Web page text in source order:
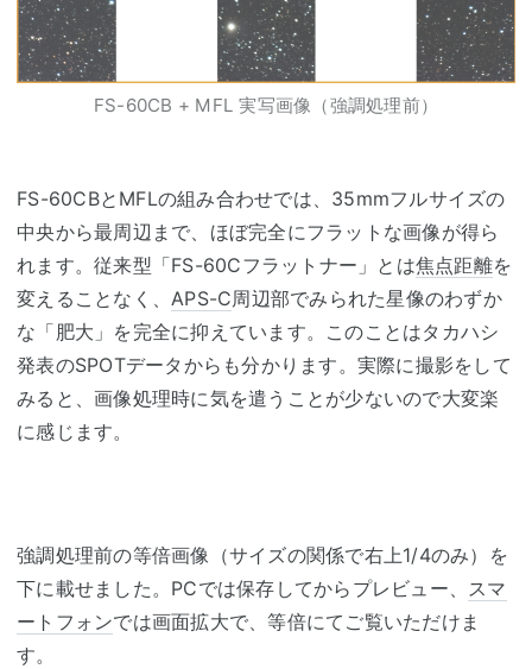
FS-60CB + MFL 実写画像（強調処理前）
FS-60CBとMFLの組み合わせでは、35mmフルサイズの
中央から最周辺まで、ほぼ完全にフラットな画像が得ら
れます。従来型「FS-60Cフラットナー」とは焦点距離を
変えることなく、 APS-C周辺部でみられた星像のわずか
な「肥大」を完全に抑えています。このことはタカハシ
発表のSPOTデータからも分かります。実際に撮影をして
みると、画像処理時に気を遣うことが少ないので大変楽
に感じます。
強調処理前の等倍画像（サイズの関係で右上1/4のみ）を
下に載せました。PCでは保存してからプレビュー、 スマ
ートフォンでは画面拡大で、等倍にてご覧いただけま
す。